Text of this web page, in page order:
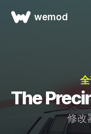
wemod
The
修改